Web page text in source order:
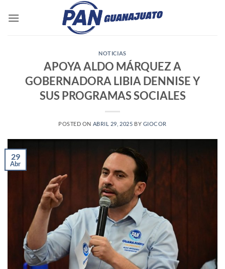
NOTICIAS
APOYA ALDO MÁRQUEZ A
GOBERNADORA LIBIA DENNISE Y
SUS PROGRAMAS SOCIALES
POSTED ON ABRIL 29, 2025 BY GIOCOR
29
Abr